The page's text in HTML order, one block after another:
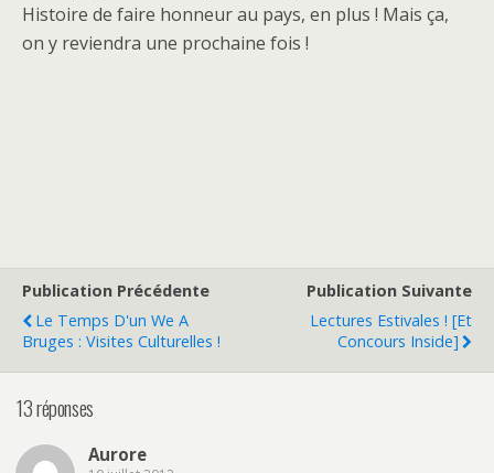
Histoire de faire honneur au pays, en plus ! Mais ça,
on y reviendra une prochaine fois !
Publication Précédente
Le Temps D'un We A
Bruges : Visites Culturelles !
Publication Suivante
Lectures Estivales ! [Et
Concours Inside]
13 réponses
Aurore